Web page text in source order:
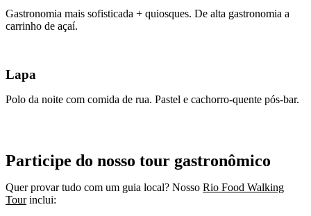
Gastronomia mais sofisticada + quiosques. De alta gastronomia a
carrinho de açaí.
Lapa
Polo da noite com comida de rua. Pastel e cachorro-quente pós-bar.
Participe do nosso tour gastronômico
Quer provar tudo com um guia local? Nosso Rio Food Walking
Tourinclui: